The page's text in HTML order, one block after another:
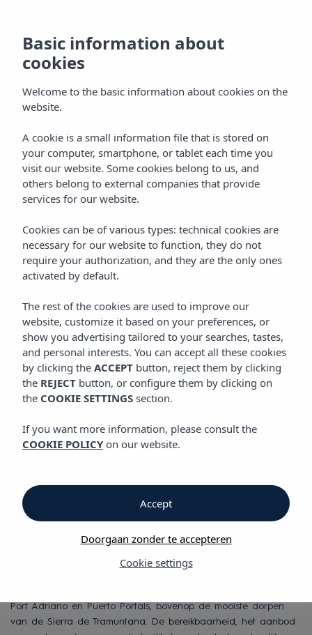
Situatie
Vibra Beverly Playa Hotel
Home Mallorca
Paguera (Calvia)
Vibra Beverly Playa Hotel
SITUATIE
Situatie
Situatie
Vibra Beverly Playa Hotel
Paguera, een klein dorp in de gemeente Calviá, is een van de
populairste bestemmingen van Mallorca dankzij de natuurlijke
rijkdom van de zee en bergen. De drie stranden, met helder
bezoekers op zoek naar een rustige omgeving om aan
watersport te doen en te genieten van zon en strand.
Port Adriano en Puerto Portals, bovenop de mooiste dorpen
van de Sierra de Tramuntana. De bereikbaarheid, het aanbod
Basic information about
cookies
Welcome to the basic information about cookies on the
website.
A cookie is a small information file that is stored on
your computer, smartphone, or tablet each time you
visit our website. Some cookies belong to us, and
others belong to external companies that provide
services for our website.
Cookies can be of various types: technical cookies are
necessary for our website to function, they do not
require your authorization, and they are the only ones
activated by default.
The rest of the cookies are used to improve our
website, customize it based on your preferences, or
show you advertising tailored to your searches, tastes,
and personal interests. You can accept all these cookies
by clicking the ACCEPT button, reject them by clicking
the REJECT button, or configure them by clicking on
the COOKIE SETTINGS section.
If you want more information, please consult the
COOKIE POLICY on our website.
Cookie settings
Doorgaan zonder te accepteren
Accept